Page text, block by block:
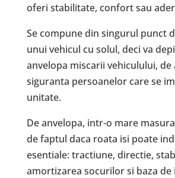
oferi stabilitate, confort sau
Se compune din singurul punct
unui vehicul cu solul, deci va
anvelopa miscarii vehiculului, de
siguranta persoanelor care se
unitate.
De anvelopa, intr-o mare
de faptul daca roata isi poate
esentiale: tractiune, directie,
amortizarea socurilor si baza de